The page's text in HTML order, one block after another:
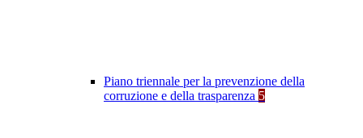
Piano triennale per la prevenzione della
corruzione e della trasparenza 5